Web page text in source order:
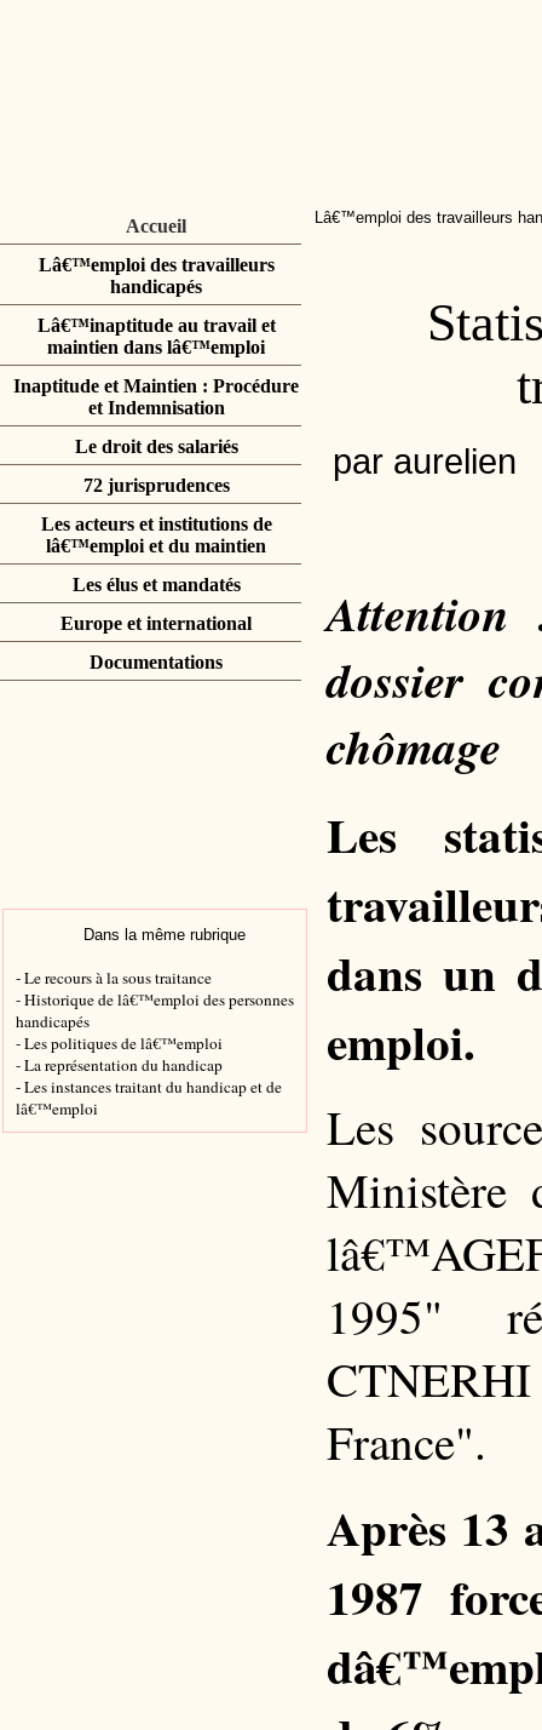
Accueil
Lâ€™emploi des travailleurs
handicapés
Lâ€™inaptitude au travail et
maintien dans lâ€™emploi
Inaptitude et Maintien : Procédure
et Indemnisation
Le droit des salariés
72 jurisprudences
Les acteurs et institutions de
lâ€™emploi et du maintien
Les élus et mandatés
Europe et international
Documentations
Lâ€™emploi des travailleurs
par aurelien
Attention
dossier
chômage
Les
dans un
emploi.
Les
Ministère
1995"
CTNERHI
France".
Après 13
1987
Dans la même rubrique
- Le recours à la sous traitance
- Historique de lâ€™emploi des personnes
handicapés
- Les politiques de lâ€™emploi
- La représentation du handicap
- Les instances traitant du handicap et de
lâ€™emploi